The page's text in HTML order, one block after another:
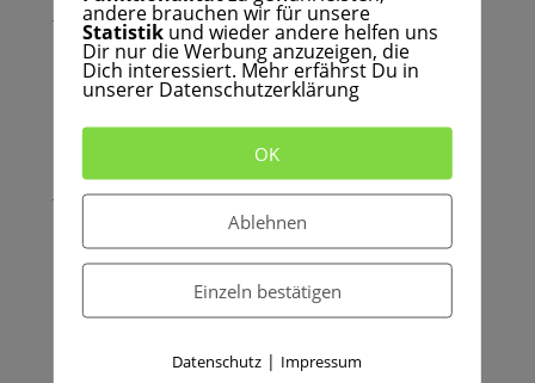
Juni 2022
Mai 2022
April 2022
Januar 2022
November 2021
andere brauchen wir für unsere
Statistikund wieder andere helfen uns
Dir nur die Werbung anzuzeigen, die
Dich interessiert. Mehr erfährst Du in
unserer Datenschutzerklärung
OK
Ablehnen
Einzeln bestätigen
Datenschutz | Impressum